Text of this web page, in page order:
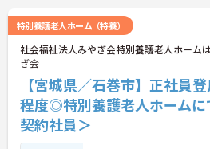
特別養護老人ホーム（特養）
社会福祉法人みやぎ会特別養護老人ホーム
ぎ会
【宮城県／石巻市】正社員
程度◎特別養護老人ホームに
契約社員＞